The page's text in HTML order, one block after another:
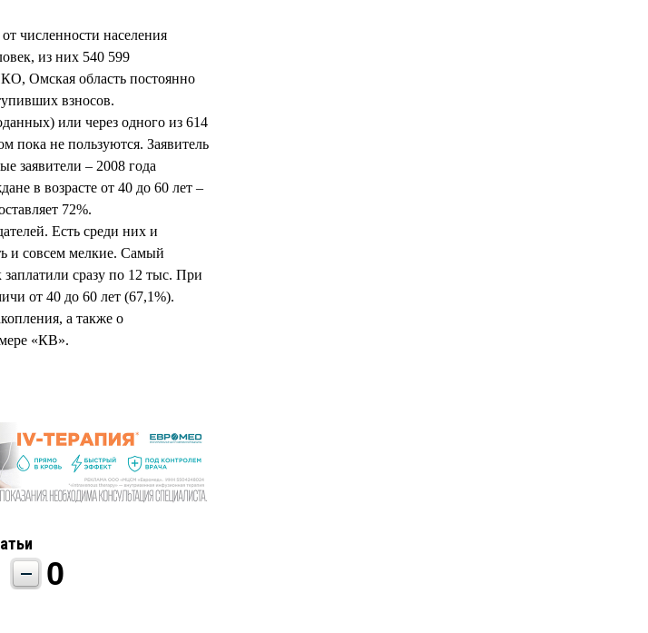
численности населения
из них 540 599
Омская область постоянно
взносов.
или через одного из 614
пока не пользуются. Заявитель
заявители – 2008 года
в возрасте от 40 до 60 лет –
72%.
Есть среди них и
и совсем мелкие. Самый
сразу по 12 тыс. При
от 40 до 60 лет (67,1%).
а также о
«КВ».
0